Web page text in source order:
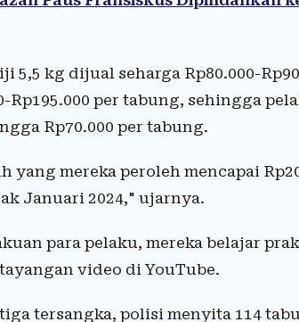
5,5 kg dijual seharga Rp80.000-
Rp195.000 per tabung, sehingga
Rp70.000 per tabung.
yang mereka peroleh mencapai
Januari 2024," ujarnya.
para pelaku, mereka belajar
video di YouTube.
tersangka, polisi menyita 114